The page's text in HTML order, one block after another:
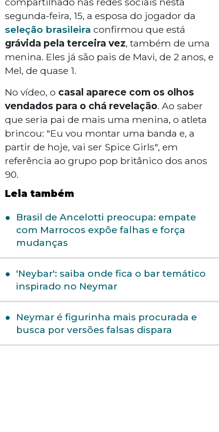
segunda-feira, 15, a esposa do jogador da
seleção brasileira confirmou que está
grávida pela terceira vez, também de uma
menina. Eles já são pais de Mavi, de 2 anos, e
Mel, de quase 1.
No vídeo, o casal aparece com os olhos
vendados para o chá revelação. Ao saber
que seria pai de mais uma menina, o atleta
brincou: "Eu vou montar uma banda e, a
partir de hoje, vai ser Spice Girls", em
referência ao grupo pop britânico dos anos
90.
Leia também
Brasil de Ancelotti preocupa: empate
com Marrocos expõe falhas e força
mudanças
'Neybar': saiba onde fica o bar temático
inspirado no Neymar
Neymar é figurinha mais procurada e
busca por versões falsas dispara